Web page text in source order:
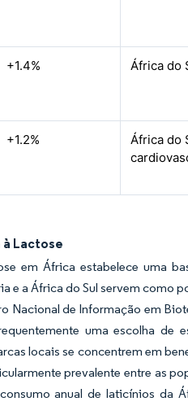
+1.4% África do
+1.2%
África do
Lactose
em África estabelece uma
e a África do Sul servem como
Nacional de Informação em
uma escolha de
locais se concentrem em
prevalente entre as
anual de laticínios